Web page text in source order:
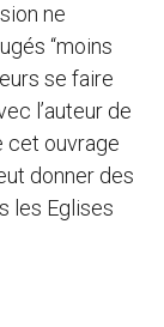
ne
“moins
se faire
l’auteur de
cet ouvrage
donner des
les Eglises